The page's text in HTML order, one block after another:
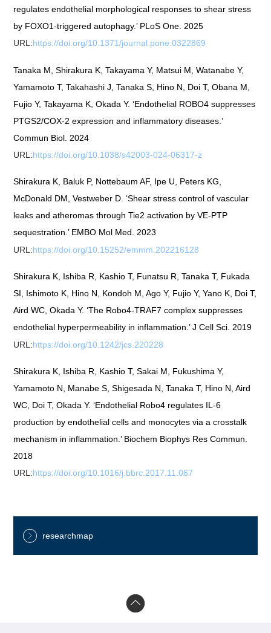
regulates endothelial morphological responses to shear stress
by FOXO1-triggered autophagy.’ PLoS One. 2025
URL:https://doi.org/10.1371/journal.pone.0322869
Tanaka M, Shirakura K, Takayama Y, Μatsui M, Watanabe Y,
Yamamoto T, Takahashi J, Tanaka S, Hino N, Doi T, Obana M,
Fujio Y, Takayama K, Okada Y. ‘Endothelial ROBO4 suppresses
PTGS2/COX-2 expression and inflammatory diseases.’
Commun Biol. 2024
URL:https://doi.org/10.1038/s42003-024-06317-z
Shirakura K, Baluk P, Nottebaum AF, Ipe U, Peters KG,
McDonald DM, Vestweber D. ‘Shear stress control of vascular
leaks and atheromas through Tie2 activation by VE-PTP
sequestration.’ EMBO Mol Med. 2023
URL:https://doi.org/10.15252/emmm.202216128
Shirakura K, Ishiba R, Kashio T, Funatsu R, Tanaka T, Fukada
SI, Ishimoto K, Hino N, Kondoh M, Ago Y, Fujio Y, Yano K, Doi T,
Aird WC, Okada Y. ‘The Robo4-TRAF7 complex suppresses
endothelial hyperpermeability in inflammation.’ J Cell Sci. 2019
URL:https://doi.org/10.1242/jcs.220228
Shirakura K, Ishiba R, Kashio T, Sakai M, Fukushima Y,
Yamamoto N, Manabe S, Shigesada N, Tanaka T, Hino N, Aird
WC, Doi T, Okada Y. ‘Endothelial Robo4 regulates IL-6
production by endothelial cells and monocytes via a crosstalk
mechanism in inflammation.’ Biochem Biophys Res Commun.
2018
URL:https://doi.org/10.1016/j.bbrc.2017.11.067
researchmap